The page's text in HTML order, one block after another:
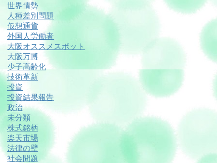
世界情勢
人種差別問題
仮想通貨
外国人労働者
大阪オススメスポット
大阪万博
少子高齢化
技術革新
投資
投資結果報告
政治
未分類
株式銘柄
楽天市場
法律の壁
社会問題